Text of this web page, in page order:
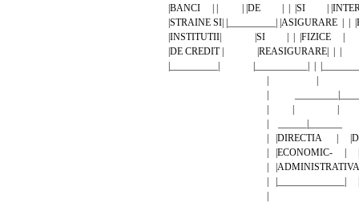
|BANCI | | | |DE | | |SI |
|STRAINE SI| |__________| |ASIGURARE | |
|INSTITUTII| |SI | | |FIZICE |
|DE CREDIT | |REASIGURARE|
|__________| |___________| |
| |
|
| | |
| ______|_______
| |DIRECTIA |
| |ECONOMIC- |
|
| |______________|
|